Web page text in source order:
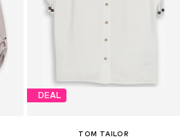
DEAL
TOM TAILOR